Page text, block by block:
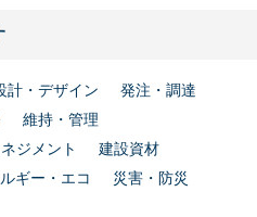
計・デザイン
発注・調達
維持・管理
ジメント
建設資材
ギー・エコ
災害・防災